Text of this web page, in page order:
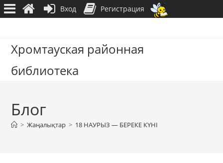
содержимому
Хромтауская районная
библиотека
Блог
> Жаңалықтар > 18 НАУРЫЗ — БЕРЕКЕ КҮНІ
Вход Регистрация